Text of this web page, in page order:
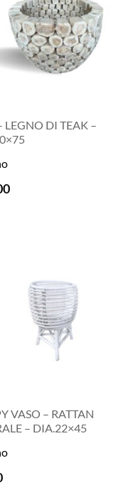
LEGNO DI TEAK –
VASO – RATTAN
– DIA.22×45